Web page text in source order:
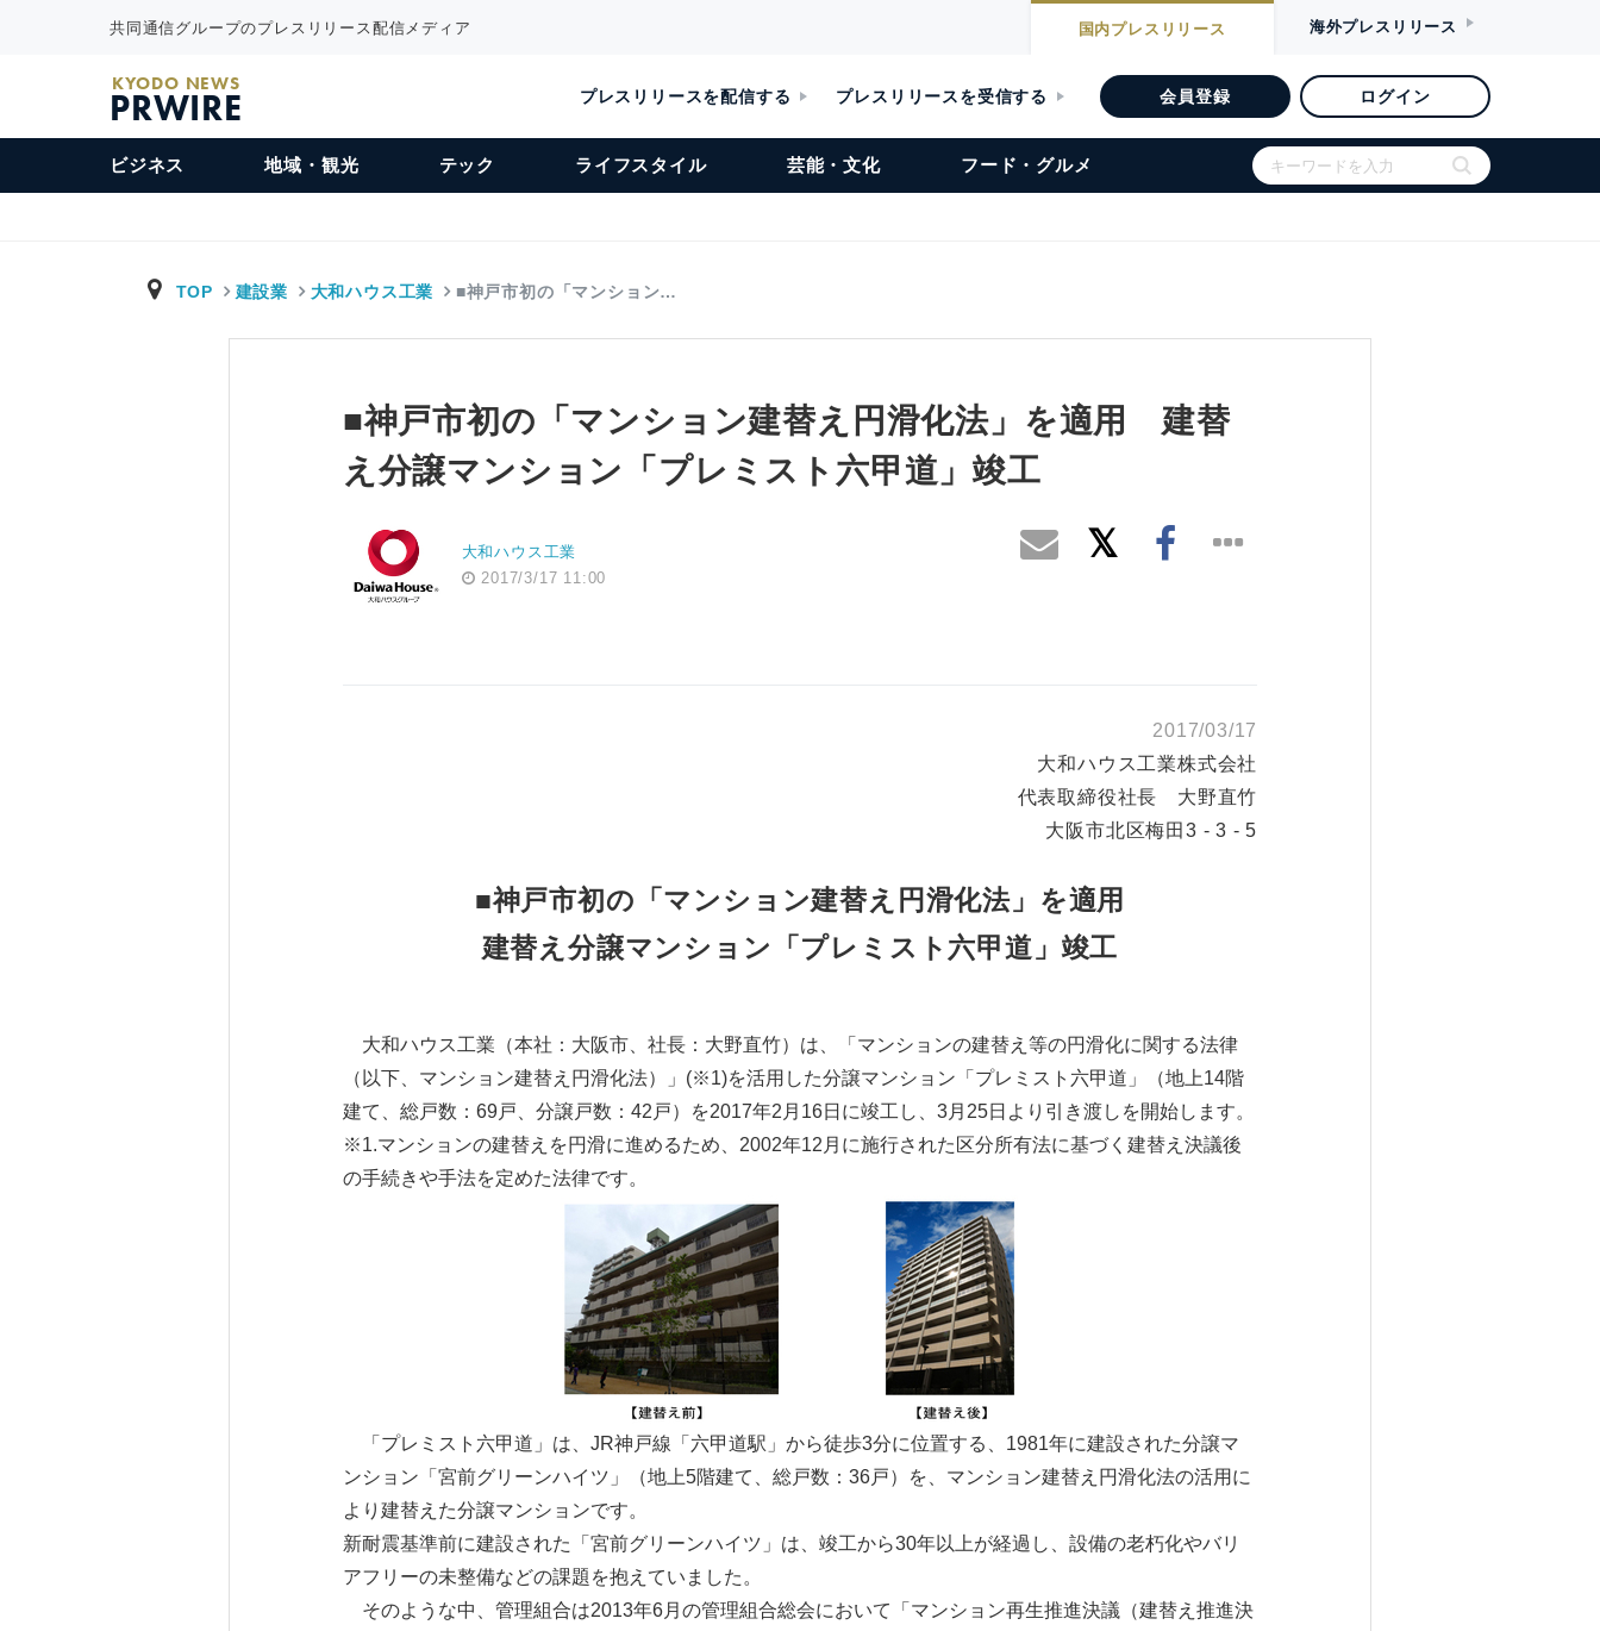
共同通信グループのプレスリリース配信メディア 国内プレスリリース 海外プレスリリース
KYODO NEWS
PRWIRE プレスリリースを配信する プレスリリースを受信する 会員登録 ログイン
ビジネス 地域・観光 テック ライフスタイル 芸能・文化 フード・グルメ
TOP 建設業 大和ハウス工業 ■神戸市初の「マンション…
■神戸市初の「マンション建替え円滑化法」を適用 建替
え分譲マンション「プレミスト六甲道」竣工
大和ハウス工業
2017/3/17 11:00
2017/03/17
大和ハウス工業株式会社
代表取締役社長 大野直竹
大阪市北区梅田3 - 3 - 5
■神戸市初の「マンション建替え円滑化法」を適用
建替え分譲マンション「プレミスト六甲道」竣工
大和ハウス工業（本社：大阪市、社長：大野直竹）は、「マンションの建替え等の円滑化に関する法律
（以下、マンション建替え円滑化法）」(※1)を活用した分譲マンション「プレミスト六甲道」（地上14階
建て、総戸数：69戸、分譲戸数：42戸）を2017年2月16日に竣工し、3月25日より引き渡しを開始します。
※1.マンションの建替えを円滑に進めるため、2002年12月に施行された区分所有法に基づく建替え決議後
の手続きや手法を定めた法律です。
「プレミスト六甲道」は、JR神戸線「六甲道駅」から徒歩3分に位置する、1981年に建設された分譲マ
ンション「宮前グリーンハイツ」（地上5階建て、総戸数：36戸）を、マンション建替え円滑化法の活用に
より建替えた分譲マンションです。
新耐震基準前に建設された「宮前グリーンハイツ」は、竣工から30年以上が経過し、設備の老朽化やバリ
アフリーの未整備などの課題を抱えていました。
そのような中、管理組合は2013年6月の管理組合総会において「マンション再生推進決議（建替え推進決